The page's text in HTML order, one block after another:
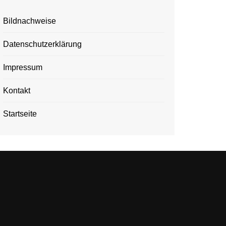
Bildnachweise
Datenschutzerklärung
Impressum
Kontakt
Startseite